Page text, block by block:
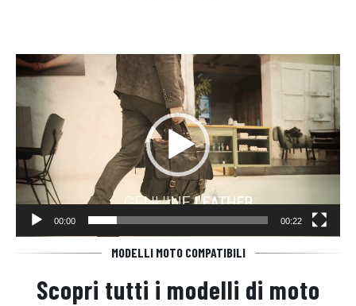
Video
Player
00:00 00:22
MODELLI MOTO COMPATIBILI
Scopri tutti i modelli di moto